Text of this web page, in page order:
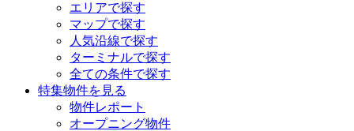
エリアで探す
マップで探す
人気沿線で探す
ターミナルで探す
全ての条件で探す
特集物件を見る
物件レポート
オープニング物件